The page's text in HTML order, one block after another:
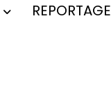
REPORTAGE